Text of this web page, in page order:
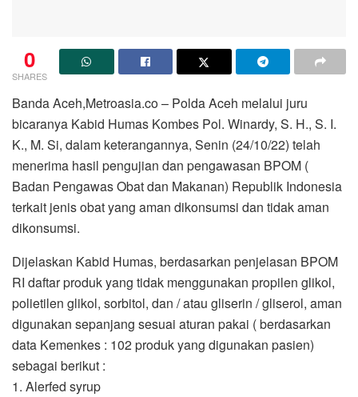
0
SHARES
Banda Aceh,Metroasia.co – Polda Aceh melalui juru
bicaranya Kabid Humas Kombes Pol. Winardy, S. H., S. I.
K., M. Si, dalam keterangannya, Senin (24/10/22) telah
menerima hasil pengujian dan pengawasan BPOM (
Badan Pengawas Obat dan Makanan) Republik Indonesia
terkait jenis obat yang aman dikonsumsi dan tidak aman
dikonsumsi.
Dijelaskan Kabid Humas, berdasarkan penjelasan BPOM
RI daftar produk yang tidak menggunakan propilen glikol,
polietilen glikol, sorbitol, dan / atau gliserin / gliserol, aman
digunakan sepanjang sesuai aturan pakai ( berdasarkan
data Kemenkes : 102 produk yang digunakan pasien)
sebagai berikut :
1. Alerfed syrup